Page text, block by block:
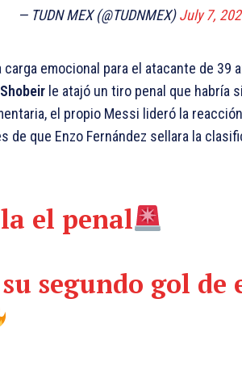
— TUDN MEX (@TUDNMEX)July 7,
emocional para el atacante de 39
le atajó un tiro penal que habría
el propio Messi lideró la
de que Enzo Fernández sellara la
el penal
segundo gol de